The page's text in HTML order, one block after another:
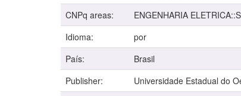
CNPq areas:
ENGENHARIA
Idioma:
por
País:
Brasil
Publisher:
Universidade Estadual do